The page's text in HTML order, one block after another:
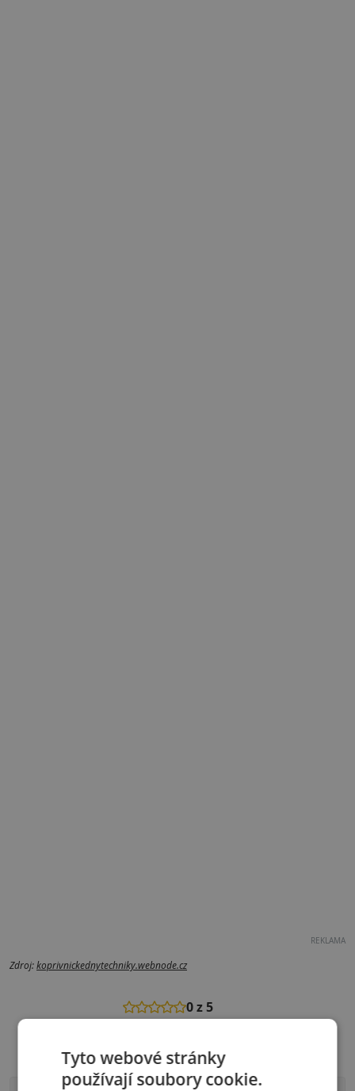
REKLAMA
Zdroj:koprivnickednytechniky.webnode.cz
0 z 5
Tyto webové stránky
používají soubory cookie.